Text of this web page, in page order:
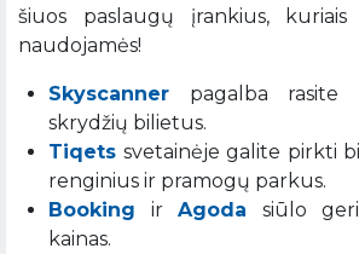
šiuos paslaugų įrankius, kuriais
naudojamės!
Skyscanner pagalba rasite
skrydžių bilietus.
Tiqets svetainėje galite pirkti
renginius ir pramogų parkus.
Booking irAgoda siūlo
kainas.